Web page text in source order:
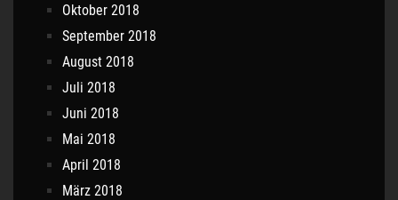
Oktober 2018
September 2018
August 2018
Juli 2018
Juni 2018
Mai 2018
April 2018
März 2018